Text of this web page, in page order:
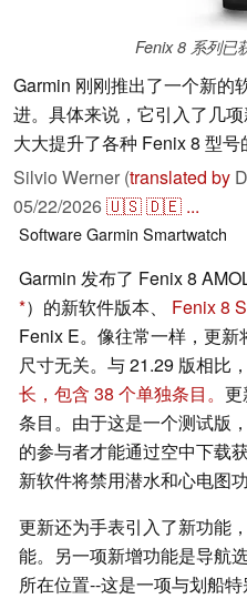
Fenix 8 系列已
Garmin 刚刚推出了一个新的
进。具体来说，它引入了几
大大提升了各种 Fenix 8 型号
Silvio Werner (translated by
05/22/2026🇺🇸🇩🇪 ...
SoftwareGarmin Smartwatch
Garmin 发布了 Fenix 8
）的新软件版本、 Fenix 8
Fenix E。像往常一样，更
尺寸无关。与 21.29 版相比，
长，包含 38 个单独条目。 更
条目。由于这是一个测试版
的参与者才能通过空中下载
新软件将禁用潜水和心电图功
更新还为手表引入了新功能
能。另一项新增功能是导航
所在位置--这是一项与划船